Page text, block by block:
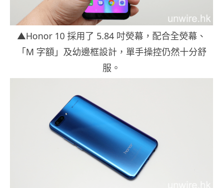
▲Honor 10 採用了 5.84 吋熒幕，配合全熒幕、
「M 字額」及幼邊框設計，單手操控仍然十分舒
服。